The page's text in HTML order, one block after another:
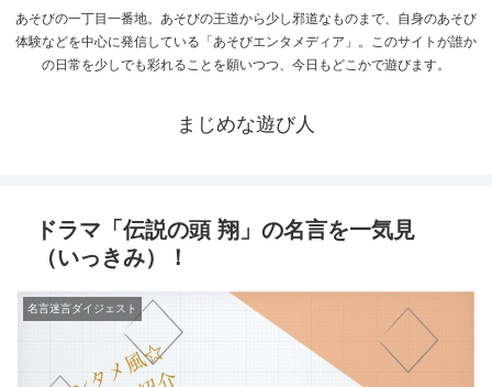
あそびの一丁目一番地。あそびの王道から少し邪道なものまで、自身のあそび
体験などを中心に発信している「あそびエンタメディア」。このサイトが誰か
の日常を少しでも彩れることを願いつつ、今日もどこかで遊びます。
まじめな遊び人
ドラマ「伝説の頭 翔」の名言を一気見
（いっきみ）！
名言迷言ダイジェスト